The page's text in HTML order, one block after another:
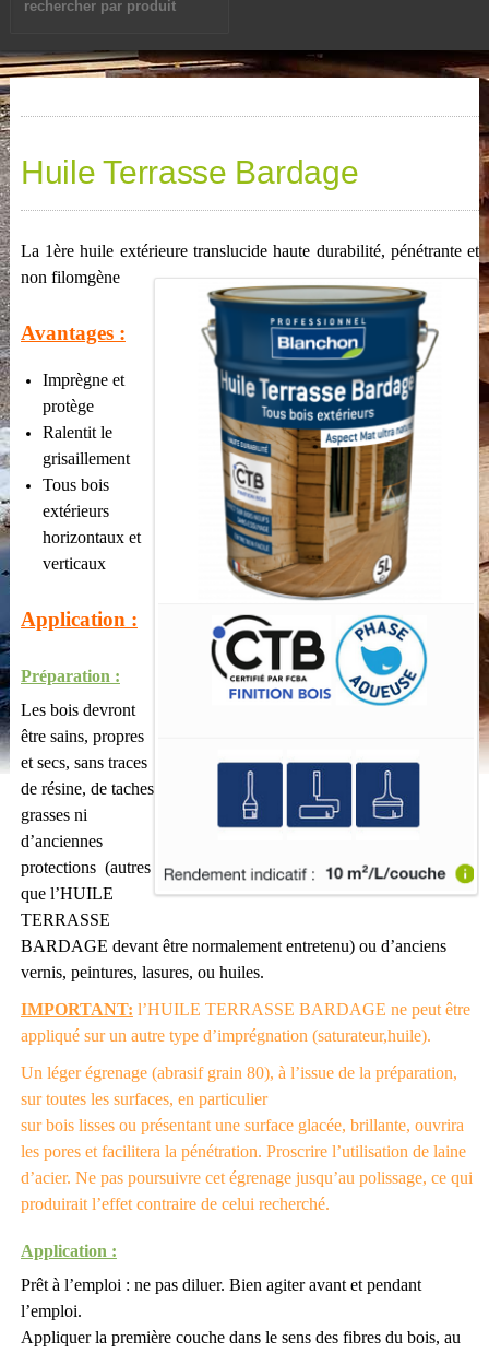
Huile Terrasse Bardage
La 1ère huile extérieure translucide haute durabilité, pénétrante et
non filomgène
Avantages :
Imprègne et
protège
Ralentit le
grisaillement
Tous bois
extérieurs
horizontaux et
verticaux
Application :
Préparation :
Les bois devront
être sains, propres
et secs, sans traces
de résine, de taches
grasses ni
d’anciennes
protections (autres
que l’HUILE
TERRASSE
BARDAGE devant être normalement entretenu) ou d’anciens
vernis, peintures, lasures, ou huiles.
IMPORTANT: l’HUILE TERRASSE BARDAGE ne peut être
appliqué sur un autre type d’imprégnation (saturateur,huile).
Un léger égrenage (abrasif grain 80), à l’issue de la préparation,
sur toutes les surfaces, en particulier
sur bois lisses ou présentant une surface glacée, brillante, ouvrira
les pores et facilitera la pénétration. Proscrire l’utilisation de laine
d’acier. Ne pas poursuivre cet égrenage jusqu’au polissage, ce qui
produirait l’effet contraire de celui recherché.
Application :
Prêt à l’emploi : ne pas diluer. Bien agiter avant et pendant
l’emploi.
Appliquer la première couche dans le sens des fibres du bois, au